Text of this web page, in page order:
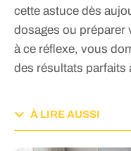
cette astuce dès
dosages ou préparer
à ce réflexe, vous
des résultats parfaits
À LIRE AUSSI